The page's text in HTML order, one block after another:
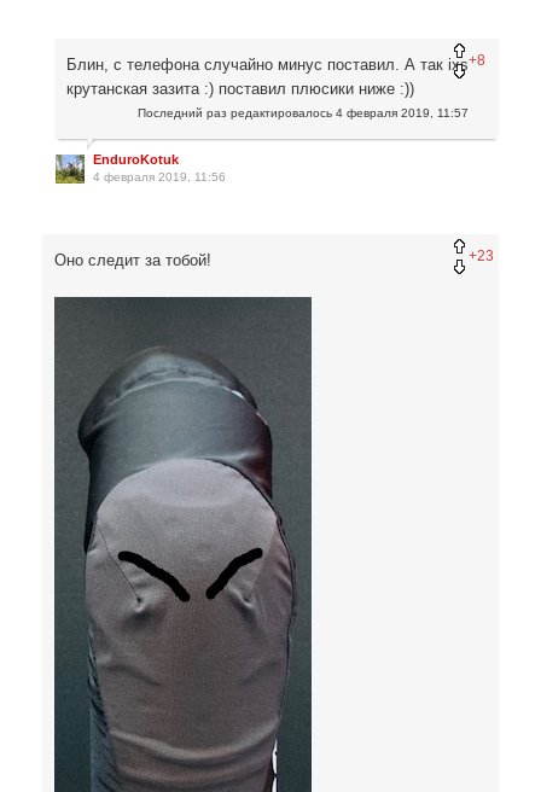
+8
Блин, с телефона случайно минус поставил. А так ixs
крутанская зазита :) поставил плюсики ниже :))
Последний раз редактировалось 4 февраля 2019, 11:57
EnduroKotuk
4 февраля 2019, 11:56
+23
Оно следит за тобой!